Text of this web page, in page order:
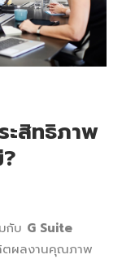
ะสิทธิภาพ
กับ G Suite
ตผลงานคุณภาพ